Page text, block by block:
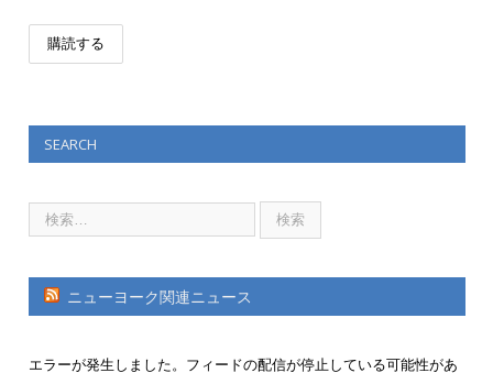
SEARCH
ニューヨーク関連ニュース
エラーが発生しました。フィードの配信が停止している可能性があ